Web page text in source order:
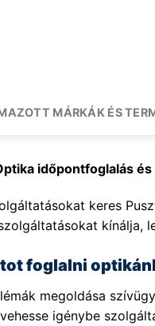
MÁRKÁK ÉS
időpontfoglalás
keres
kínálja,
foglalni
megoldása
igénybe